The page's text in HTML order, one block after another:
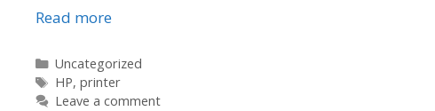
Read more
Categories
Uncategorized
Tags
HP, printer
Leave a comment